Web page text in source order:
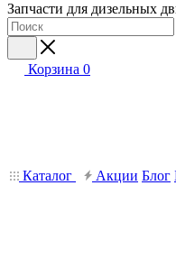
Запчасти для дизельных
Корзина 0
Каталог Акции Блог